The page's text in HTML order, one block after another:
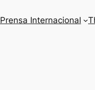
Prensa Internacional